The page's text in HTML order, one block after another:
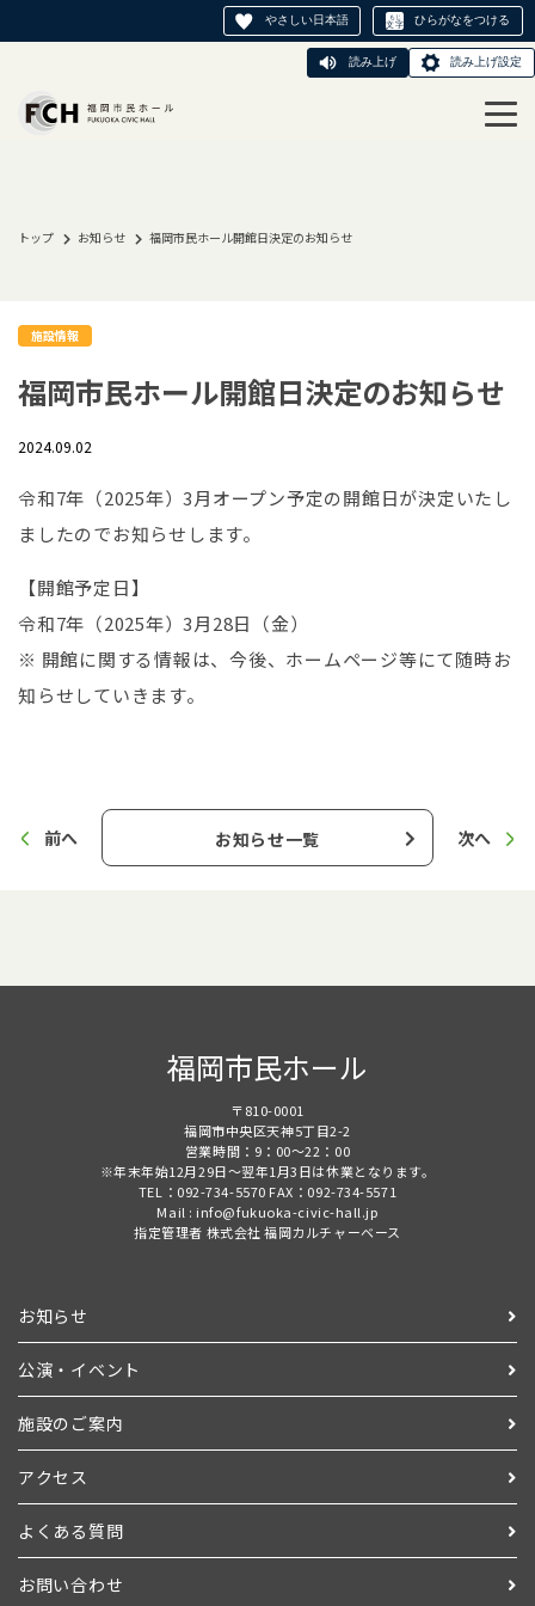
やさしい日本語 ひらがなをつける
読み上げ 読み上げ設定
トップ お知らせ 福岡市民ホール開館日決定のお知らせ
施設情報
福岡市民ホール開館日決定のお知らせ
2024.09.02
令和7年（2025年）3月オープン予定の開館日が決定いたし
ましたのでお知らせします。
【開館予定日】
令和7年（2025年）3月28日（金）
※ 開館に関する情報は、今後、ホームページ等にて随時お
知らせしていきます。
前へ お知らせ一覧 次へ
福岡市民ホール
〒810-0001
福岡市中央区天神5丁目2-2
営業時間：9：00～22：00
※年末年始12月29日～翌年1月3日は休業となります。
TEL：092-734-5570 FAX：092-734-5571
Mail : info@fukuoka-civic-hall.jp
指定管理者 株式会社 福岡カルチャーベース
お知らせ
公演・イベント
施設のご案内
アクセス
よくある質問
お問い合わせ